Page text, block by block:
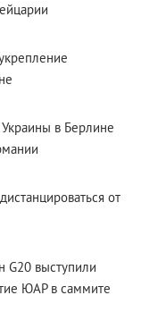
в Берлине
от
G20 выступили
ЮАР в саммите